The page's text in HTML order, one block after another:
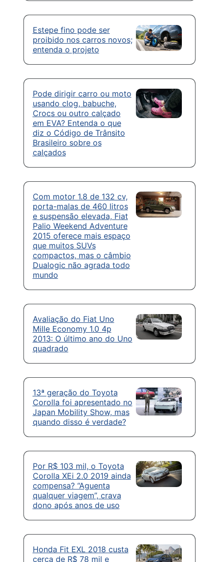
Estepe fino pode ser
proibido nos carros novos;
entenda o projeto
Pode dirigir carro ou moto
usando clog, babuche,
Crocs ou outro calçado
em EVA? Entenda o que
diz o Código de Trânsito
Brasileiro sobre os
calçados
Com motor 1.8 de 132 cv,
porta-malas de 460 litros
e suspensão elevada, Fiat
Palio Weekend Adventure
2015 oferece mais espaço
que muitos SUVs
compactos, mas o câmbio
Dualogic não agrada todo
mundo
Avaliação do Fiat Uno
Mille Economy 1.0 4p
2013: O último ano do Uno
quadrado
13ª geração do Toyota
Corolla foi apresentado no
Japan Mobility Show, mas
quando disso é verdade?
Por R$ 103 mil, o Toyota
Corolla XEi 2.0 2019 ainda
compensa? “Aguenta
qualquer viagem”, crava
dono após anos de uso
Honda Fit EXL 2018 custa
cerca de R$ 78 mil e